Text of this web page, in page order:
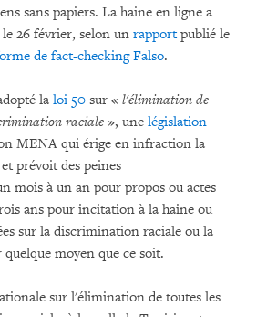
sans papiers. La haine en ligne a
26 février, selon un rapportpublié le
de fact-checking Falso.
la loi 50 sur « l'élimination de
raciale », une législation
MENA qui érige en infraction la
prévoit des peines
mois à un an pour propos ou actes
ans pour incitation à la haine ou
sur la discrimination raciale ou la
moyen que ce soit.
sur l'élimination de toutes les